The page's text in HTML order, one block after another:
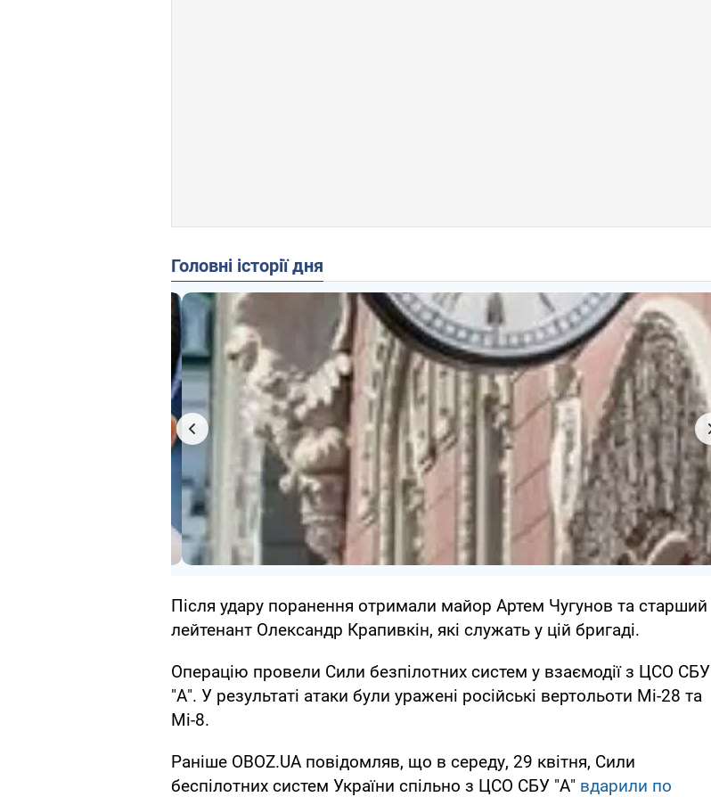
Головні історії дня
Після удару поранення отримали майор Артем Чугунов та старший
лейтенант Олександр Крапивкін, які служать у цій бригаді.
Операцію провели Сили безпілотних систем у взаємодії з ЦСО СБУ
"А". У результаті атаки були уражені російські вертольоти Мі-28 та
Мі-8.
Раніше OBOZ.UA повідомляв, що в середу, 29 квітня, Сили
беспілотних систем України спільно з ЦСО СБУ "А" вдарили по